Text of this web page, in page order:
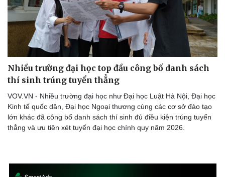
Nhiều trường đại học top đầu công bố danh sách
thí sinh trúng tuyển thẳng
VOV.VN - Nhiều trường đại học như Đại học Luật Hà Nội, Đại học
Kinh tế quốc dân, Đại học Ngoại thương cùng các cơ sở đào tạo
lớn khác đã công bố danh sách thí sinh đủ điều kiện trúng tuyển
thẳng và ưu tiên xét tuyển đại học chính quy năm 2026.